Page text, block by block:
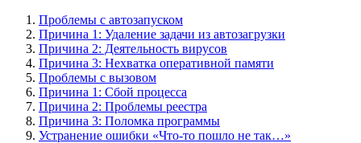
Проблемы с автозапуском
Причина 1: Удаление задачи из автозагрузки
Причина 2: Деятельность вирусов
Причина 3: Нехватка оперативной памяти
Проблемы с вызовом
Причина 1: Сбой процесса
Причина 2: Проблемы реестра
Причина 3: Поломка программы
Устранение ошибки «Что-то пошло не так…»